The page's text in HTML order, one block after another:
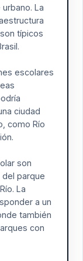
La
típicos
escolares
ciudad
como Río
son
del parque
La
a un
también
con